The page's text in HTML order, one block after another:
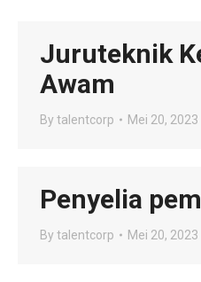
Juruteknik
Awam
By talentcorp Mei 20, 2023
Penyelia
By talentcorp Mei 20, 2023